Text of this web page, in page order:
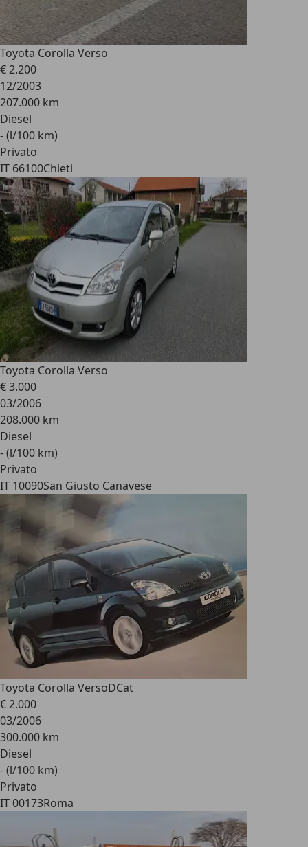
Toyota Corolla Verso
€ 2.200
12/2003
207.000 km
Diesel
- (l/100 km)
Privato
IT 66100Chieti
Toyota Corolla Verso
€ 3.000
03/2006
208.000 km
Diesel
- (l/100 km)
Privato
IT 10090San Giusto Canavese
Toyota Corolla VersoDCat
€ 2.000
03/2006
300.000 km
Diesel
- (l/100 km)
Privato
IT 00173Roma